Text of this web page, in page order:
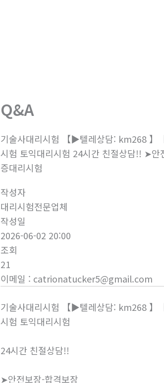
Q&A
기술사대리시험 【▶텔레상담: km268 】
시험 토익대리시험 24시간 친절상담!! ➤
증대리시험
작성자
대리시험전문업체
작성일
2026-06-02 20:00
조회
21
이메일 : catrionatucker5@gmail.com
기술사대리시험 【▶텔레상담: km268 】
시험 토익대리시험
24시간 친절상담!!
➤안전보장-합격보장